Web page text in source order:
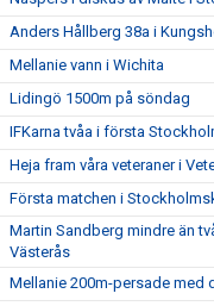
Anders Hållberg 38a i
Mellanie vann i Wichita
Lidingö 1500m på söndag
IFKarna tvåa i första
Heja fram våra veteraner i
Första matchen i
Martin Sandberg mindre än
Västerås
Mellanie 200m-persade med